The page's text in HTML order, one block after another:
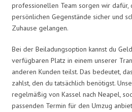
professionellen Team sorgen wir dafür,
persönlichen Gegenstände sicher und
Zuhause gelangen.
Bei der Beiladungsoption kannst du
verfügbaren Platz in einem unserer
anderen Kunden teilst. Das bedeutet,
zahlst, den du tatsächlich benötigst.
regelmäßig von Kassel nach Neapel,
passenden Termin für den Umzug